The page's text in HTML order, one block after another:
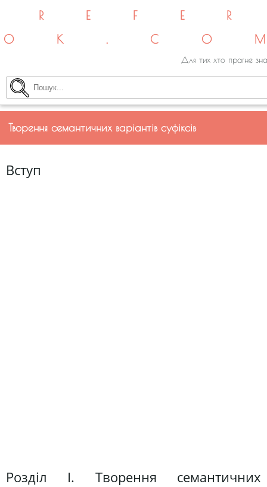
Для тих хто прагне
Творення семантичних варіантів суфіксів
Вступ
Розділ І. Творення семантичних